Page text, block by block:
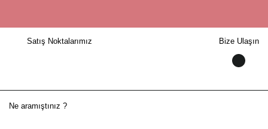
Satış Noktalarımız Bize Ulaşın